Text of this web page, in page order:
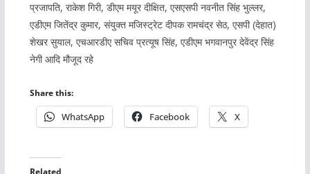
प्रजापति, राकेश गिरी, डीएम मयूर दीक्षित, एसएसपी नवनीत सिंह भुल्लर,
एडीएम जितेंद्र कुमार, संयुक्त मजिस्ट्रेट दीपक रामचंद्र सेठ, एसपी (देहात)
शेखर सुयाल, एचआरडीए सचिव प्रत्यूष सिंह, एडीएम भगवानपुर देवेंद्र सिंह
नेगी आदि मौजूद रहे
Share this:
WhatsApp Facebook X